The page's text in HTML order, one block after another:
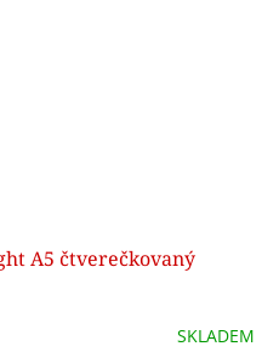
A5 čtverečkovaný
SKLADEM